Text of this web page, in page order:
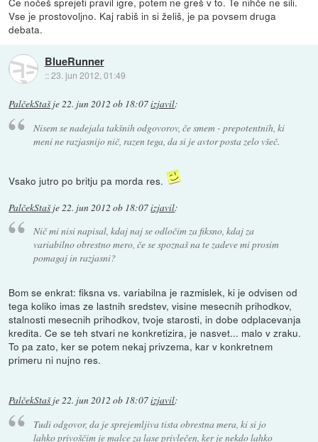
Vse je prostovoljno. Kaj rabiš in si želiš, je pa povsem druga
debata.
BlueRunner
::23. jun 2012, 01:49
PalčekStašje22. jun 2012 ob 18:07izjavil:
Nisem se nadejala takšnih odgovorov, če smem - prepotentnih, ki
meni ne razjasnijo nič, razen tega, da si je avtor posta zelo všeč.
Vsako jutro po britju pa morda res.
PalčekStašje 22. jun 2012 ob 18:07izjavil:
Nič mi nisi napisal, kdaj naj se odločim za fiksno, kdaj za
variabilno obrestno mero, če se spoznaš na te zadeve mi prosim
pomagaj in razjasni?
Bom se enkrat: fiksna vs. variabilna je razmislek, ki je odvisen od
tega koliko imas ze lastnih sredstev, visine mesecnih prihodkov,
stalnosti mesecnih prihodkov, tvoje starosti, in dobe odplacevanja
kredita. Ce se teh stvari ne konkretizira, je nasvet... malo v zraku.
To pa zato, ker se potem nekaj privzema, kar v konkretnem
primeru ni nujno res.
PalčekStašje22. jun 2012 ob 18:07izjavil:
Tudi odgovor, da je sprejemljiva tista obrestna mera, ki si jo
lahko privoščim je malce za lase privlečen, ker je nekdo lahko